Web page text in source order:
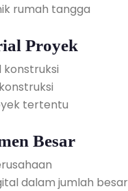
rumah tangga
Proyek
konstruksi
tertentu
Besar
dalam jumlah besar